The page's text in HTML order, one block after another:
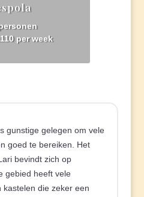
per week
gunstige gelegen om vele
goed te bereiken. Het
bevindt zich op
gebied heeft vele
die zeker een